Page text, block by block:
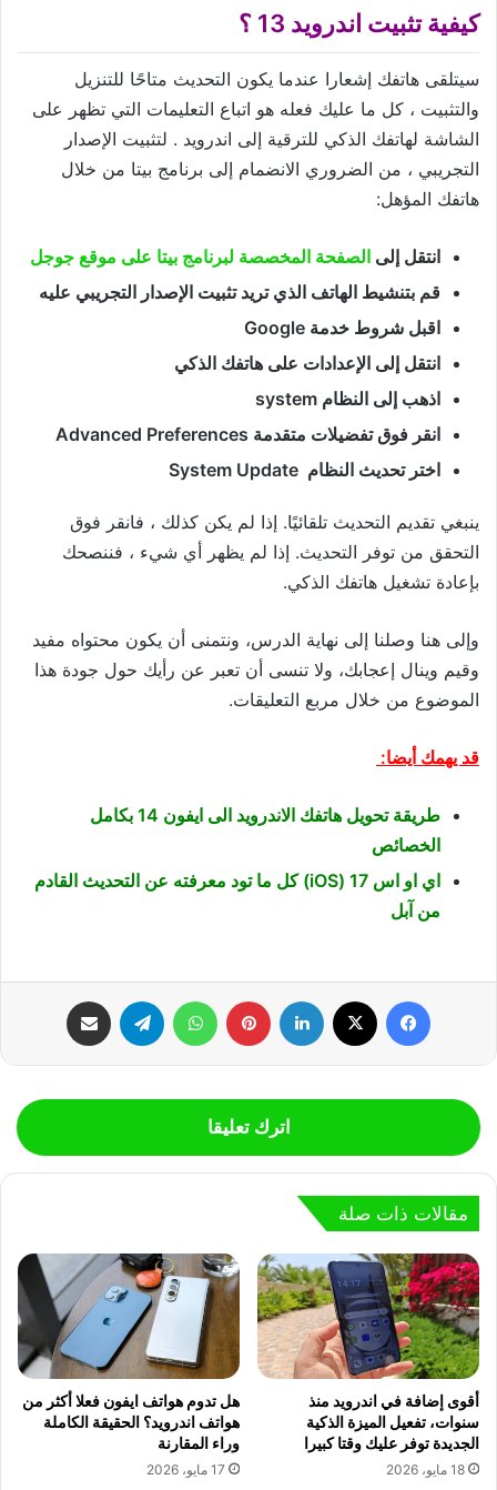
كيفية تثبيت اندرويد 13 ؟
سيتلقى هاتفك إشعارا عندما يكون التحديث متاحًا للتنزيل
والتثبيت ، كل ما عليك فعله هو اتباع التعليمات التي تظهر على
الشاشة لهاتفك الذكي للترقية إلى اندرويد . لتثبيت الإصدار
التجريبي ، من الضروري الانضمام إلى برنامج بيتا من خلال
هاتفك المؤهل:
انتقل إلى الصفحة المخصصة لبرنامج بيتا على موقع جوجل
قم بتنشيط الهاتف الذي تريد تثبيت الإصدار التجريبي عليه
اقبل شروط خدمة Google
انتقل إلى الإعدادات على هاتفك الذكي
اذهب إلى النظام system
انقر فوق تفضيلات متقدمة Advanced Preferences
اختر تحديث النظام System Update
ينبغي تقديم التحديث تلقائيًا. إذا لم يكن كذلك ، فانقر فوق
التحقق من توفر التحديث. إذا لم يظهر أي شيء ، فننصحك
بإعادة تشغيل هاتفك الذكي.
وإلى هنا وصلنا إلى نهاية الدرس، ونتمنى أن يكون محتواه مفيد
وقيم وينال إعجابك، ولا تنسى أن تعبر عن رأيك حول جودة هذا
الموضوع من خلال مربع التعليقات.
قد يهمك أيضا:
طريقة تحويل هاتفك الاندرويد الى ايفون 14 بكامل
الخصائص
اي او اس 17 (iOS) كل ما تود معرفته عن التحديث القادم
من آبل
اترك تعليقا
مقالات ذات صلة
أقوى إضافة في اندرويد منذ
سنوات، تفعيل الميزة الذكية
الجديدة توفر عليك وقتا كبيرا
18 مايو، 2026
هل تدوم هواتف ايفون فعلا أكثر من
هواتف اندرويد؟ الحقيقة الكاملة
وراء المقارنة
17 مايو، 2026